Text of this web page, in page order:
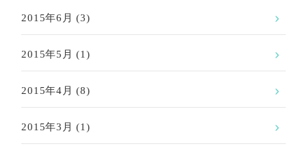
2015年6月 (3)
2015年5月 (1)
2015年4月 (8)
2015年3月 (1)